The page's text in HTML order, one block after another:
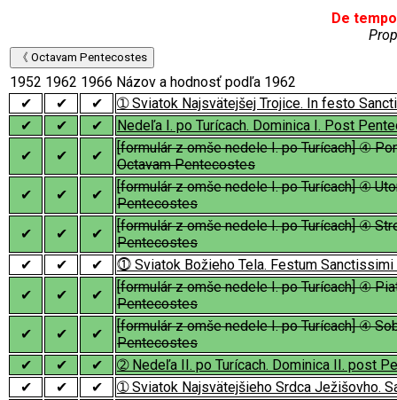
De
《 Octavam Pentecostes
1952 1962 1966 Názov a hodnosť podľa 1962
✔
✔ ✔
➀ Sviatok Najsvätejšej Trojice. In festo
✔
✔ ✔
Nedeľa I. po Turícach. Dominica I. Post
✔
✔ ✔
[formulár z omše nedele I. po Turícach] ④
Octavam Pentecostes
✔
✔ ✔
[formulár z omše nedele I. po Turícach] ④
Pentecostes
✔
✔ ✔
[formulár z omše nedele I. po Turícach] ④
Pentecostes
✔
✔ ✔
⓵ Sviatok Božieho Tela. Festum
✔
✔ ✔
[formulár z omše nedele I. po Turícach] ④
Pentecostes
✔
✔ ✔
[formulár z omše nedele I. po Turícach] ④
Pentecostes
✔
✔ ✔
➁ Nedeľa II. po Turícach. Dominica II. post
✔
✔ ✔
➀ Sviatok Najsvätejšieho Srdca Ježišovho.